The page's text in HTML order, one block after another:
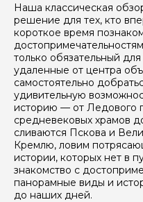
Наша классическая
решение для тех, кто
короткое время
только обязательный
удаленные от центра
самостоятельно
удивительную
историю — от Ледового
средневековых храмов
сливаются Пскова и
Кремлю, ловим
истории, которых нет в
знакомство с
панорамные виды и
до наших дней.